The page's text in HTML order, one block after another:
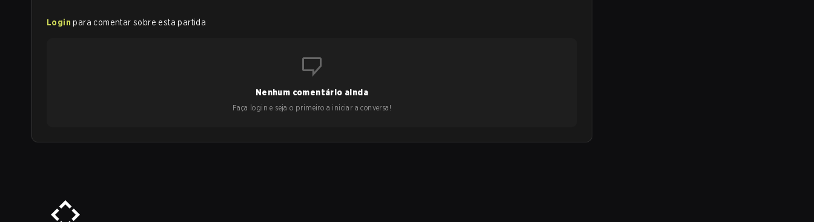
Login para comentar sobre esta partida
Nenhum comentário ainda
Faça login e seja o primeiro a iniciar a conversa!